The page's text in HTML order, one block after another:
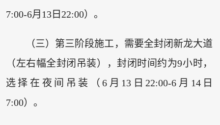
7:00-6月13日22:00）。
（三）第三阶段施工，需要全封闭新龙大道
（左右幅全封闭吊装），封闭时间约为9小时，
选择在夜间吊装（6月13日22:00-6月14日
7:00）。